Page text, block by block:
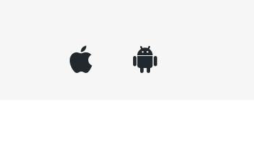
appleinc android